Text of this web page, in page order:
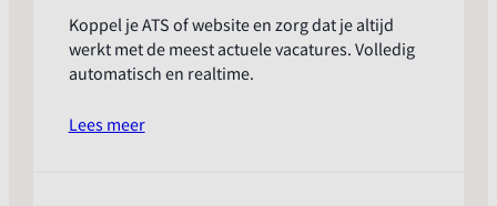
Koppel je ATS of website en zorg dat je altijd
werkt met de meest actuele vacatures. Volledig
automatisch en realtime.
Lees meer: